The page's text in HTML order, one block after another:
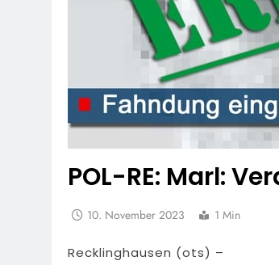
POL-RE: Marl:
10. November 2023 1 Min
Recklinghausen (ots) –